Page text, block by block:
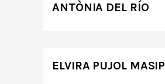
ANTÒNIA DEL RÍO
ELVIRA PUJOL MASIP